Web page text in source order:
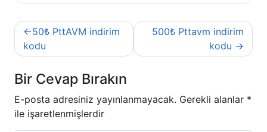
Yazı
gezinmesi
50₺ PttAVM indirim
kodu
500₺ Pttavm indirim
kodu
Bir Cevap Bırakın
E-posta adresiniz yayınlanmayacak. Gerekli alanlar *
ile işaretlenmişlerdir